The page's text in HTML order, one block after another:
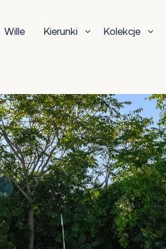
Wille Kierunki Kolekcje